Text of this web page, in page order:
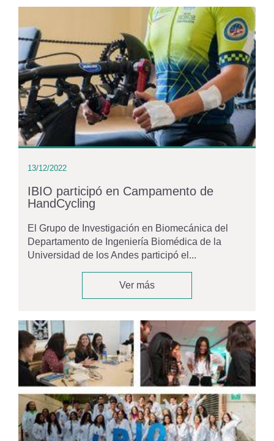
13/12/2022
IBIO participó en Campamento de
HandCycling
El Grupo de Investigación en Biomecánica del
Departamento de Ingeniería Biomédica de la
Universidad de los Andes participó el...
Ver más